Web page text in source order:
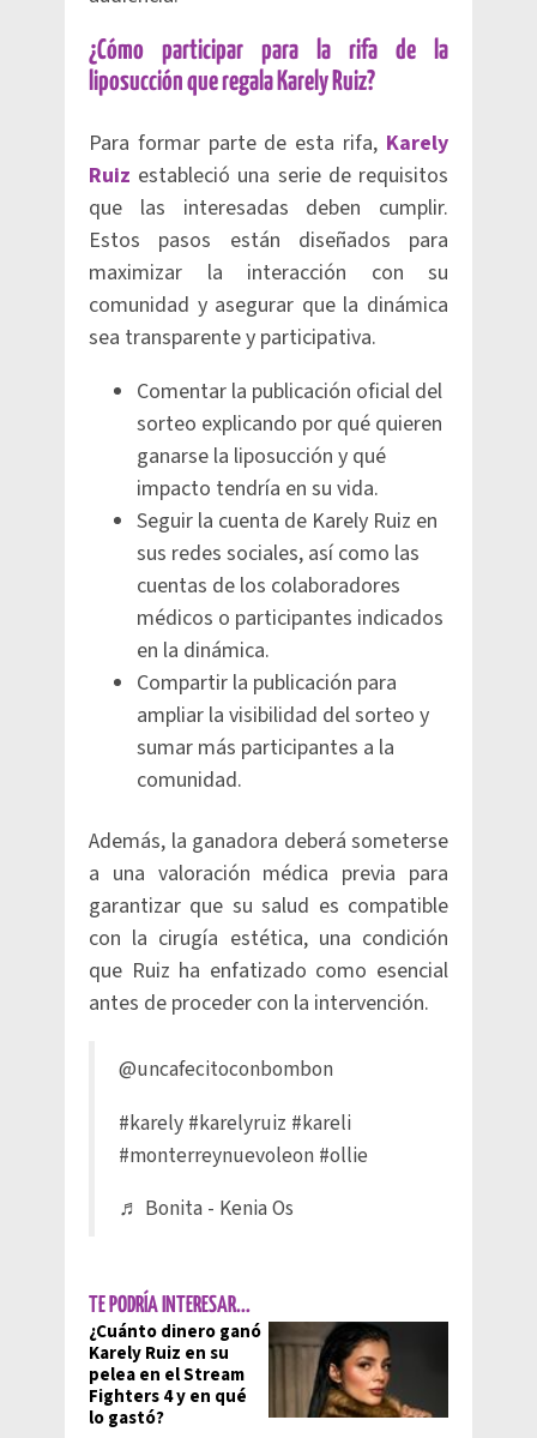
¿Cómo participar para la rifa de la
liposucción que regala Karely Ruiz?
Para formar parte de esta rifa, Karely
Ruiz estableció una serie de requisitos
que las interesadas deben cumplir.
Estos pasos están diseñados para
maximizar la interacción con su
comunidad y asegurar que la dinámica
sea transparente y participativa.
Comentar la publicación oficial del
sorteo explicando por qué quieren
ganarse la liposucción y qué
impacto tendría en su vida.
Seguir la cuenta de Karely Ruiz en
sus redes sociales, así como las
cuentas de los colaboradores
médicos o participantes indicados
en la dinámica.
Compartir la publicación para
ampliar la visibilidad del sorteo y
sumar más participantes a la
comunidad.
Además, la ganadora deberá someterse
a una valoración médica previa para
garantizar que su salud es compatible
con la cirugía estética, una condición
que Ruiz ha enfatizado como esencial
antes de proceder con la intervención.
@uncafecitoconbombon
#karely #karelyruiz #kareli
#monterreynuevoleon #ollie
♬ Bonita - Kenia Os
TE PODRÍA INTERESAR...
¿Cuánto dinero ganó
Karely Ruiz en su
pelea en el Stream
Fighters 4 y en qué
lo gastó?